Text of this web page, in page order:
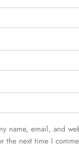
name, email, and
the next time I